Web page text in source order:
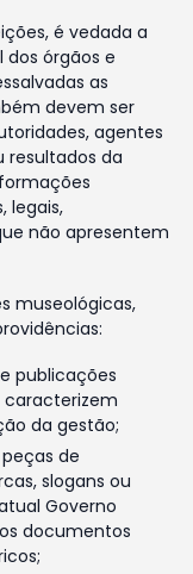
é vedada a
órgãos e
as
devem ser
agentes
resultados da
legais,
não apresentem
museológicas,
publicações
caracterizem
da gestão;
de
slogans ou
Governo
documentos